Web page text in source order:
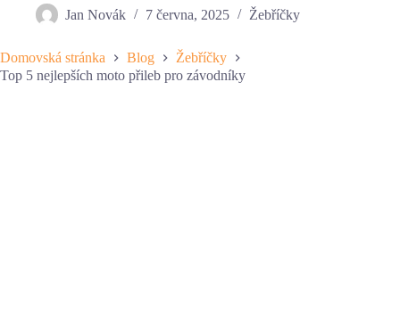
Jan Novák 7 června, 2025 Žebříčky
Domovská stránka Blog
Žebříčky
Top 5 nejlepších moto přileb pro závodníky